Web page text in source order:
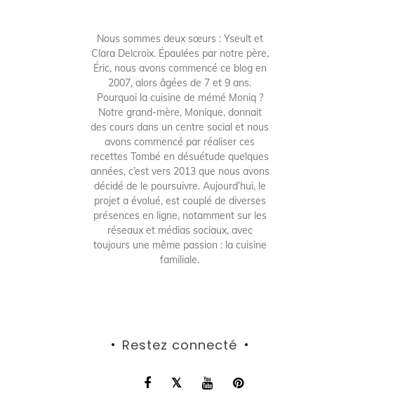
Nous sommes deux sœurs : Yseult et
Clara Delcroix. Épaulées par notre père,
Éric, nous avons commencé ce blog en
2007, alors âgées de 7 et 9 ans.
Pourquoi la cuisine de mémé Moniq ?
Notre grand-mère, Monique, donnait
des cours dans un centre social et nous
avons commencé par réaliser ces
recettes Tombé en désuétude quelques
années, c’est vers 2013 que nous avons
décidé de le poursuivre. Aujourd’hui, le
projet a évolué, est couplé de diverses
présences en ligne, notamment sur les
réseaux et médias sociaux, avec
toujours une même passion : la cuisine
familiale.
Restez connecté